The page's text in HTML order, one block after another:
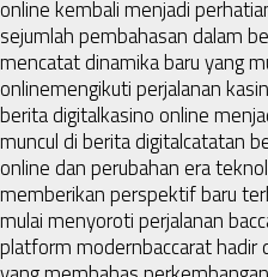
online kembali menjadi
sejumlah pembahasan dalam
mencatat dinamika baru yang
onlinemengikuti perjalanan
berita digitalkasino online
muncul di berita digitalcatatan
online dan perubahan era
memberikan perspektif baru
mulai menyoroti perjalanan
platform modernbaccarat hadir